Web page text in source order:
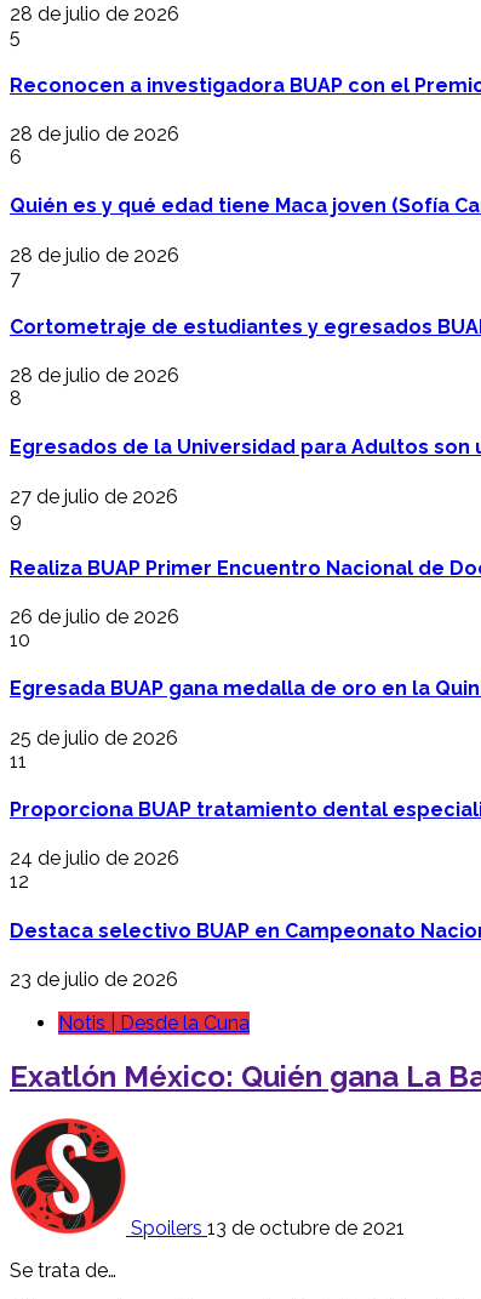
28 de julio de 2026
5
Reconocen a investigadora BUAP con el
28 de julio de 2026
6
Quién es y qué edad tiene Maca joven (Sofía
28 de julio de 2026
7
Cortometraje de estudiantes y egresados
28 de julio de 2026
8
Egresados de la Universidad para Adultos
27 de julio de 2026
9
Realiza BUAP Primer Encuentro Nacional de
26 de julio de 2026
10
Egresada BUAP gana medalla de oro en la
25 de julio de 2026
11
Proporciona BUAP tratamiento dental
24 de julio de 2026
12
Destaca selectivo BUAP en Campeonato
23 de julio de 2026
Notis | Desde la Cuna
Exatlón México: Quién gana La
Spoilers 13 de octubre de 2021
Se trata de…